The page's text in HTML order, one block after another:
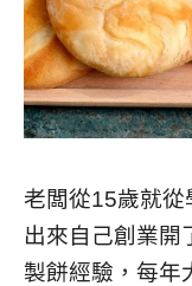
老闆從15歲就
出來自己創業開
製餅經驗，每年